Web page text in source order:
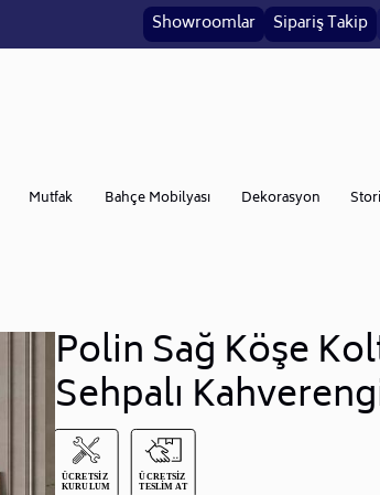
Showroomlar Sipariş Takip
Mutfak Bahçe Mobilyası Dekorasyon
Polin Sağ Köşe
Sehpalı